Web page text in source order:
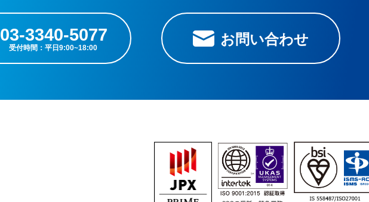
03-3340-5077 お問い合わせ